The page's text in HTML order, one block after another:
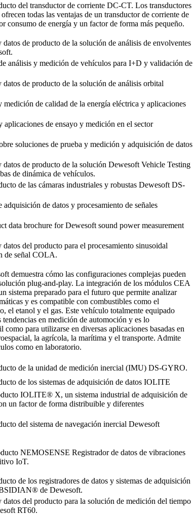
del transductor de corriente DC-CT. Los transductores
todas las ventajas de un transductor de corriente de
consumo de energía y un factor de forma más pequeño.
de producto de la solución de análisis de envolventes
análisis y medición de vehículos para I+D y validación de
de producto de la solución de análisis orbital
medición de calidad de la energía eléctrica y aplicaciones
aplicaciones de ensayo y medición en el sector
soluciones de prueba y medición y adquisición de datos
de producto de la solución Dewesoft Vehicle Testing
de dinámica de vehículos.
de las cámaras industriales y robustas Dewesoft DS-
de datos y procesamiento de señales
data brochure for Dewesoft sound power measurement
del producto para el procesamiento sinusoidal
de señal COLA.
demuestra cómo las configuraciones complejas pueden
plug-and-play. La integración de los módulos CEA
sistema preparado para el futuro que permite analizar
y es compatible con combustibles como el
el etanol y el gas. Este vehículo totalmente equipado
tendencias en medición de automoción y es lo
como para utilizarse en diversas aplicaciones basadas en
la agrícola, la marítima y el transporte. Admite
como en laboratorio.
de la unidad de medición inercial (IMU) DS-GYRO.
de los sistemas de adquisición de datos IOLITE
IOLITE® X, un sistema industrial de adquisición de
un factor de forma distribuible y diferentes
del sistema de navegación inercial Dewesoft
NEMOSENSE Registrador de datos de vibraciones
IoT.
de los registradores de datos y sistemas de adquisición
de Dewesoft.
del producto para la solución de medición del tiempo
RT60.